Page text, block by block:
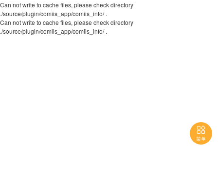
Can not write to cache files, please check directory
./source/plugin/comiis_app/comiis_info/ .

菜单
Can not write to cache files, please check directory
./source/plugin/comiis_app/comiis_info/ .